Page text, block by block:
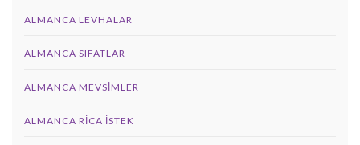
ALMANCA LEVHALAR
ALMANCA SIFATLAR
ALMANCA MEVSIMLER
ALMANCA RICA İSTEK